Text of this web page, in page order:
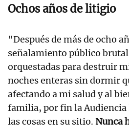
Ochos años de litigio
"Después de más de ocho
señalamiento público
orquestadas para destruir
noches enteras sin dormir
afectando a mi salud y al
familia, por fin la Audiencia
las cosas en su sitio. Nunca